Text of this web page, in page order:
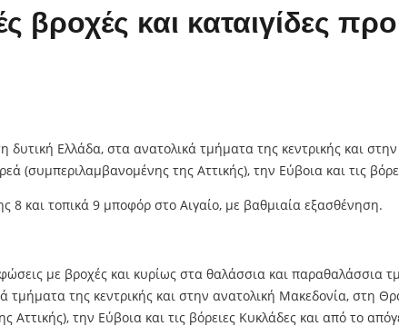
βροχές και καταιγίδες
δυτική Ελλάδα, στα ανατολικά τμήματα της κεντρικής και
(συμπεριλαμβανομένης της Αττικής), την Εύβοια και τις
8 και τοπικά 9 μποφόρ στο Αιγαίο, με βαθμιαία εξασθένηση.
με βροχές και κυρίως στα θαλάσσια και παραθαλάσσια
τμήματα της κεντρικής και στην ανατολική Μακεδονία, στη
Αττικής), την Εύβοια και τις βόρειες Κυκλάδες και από το